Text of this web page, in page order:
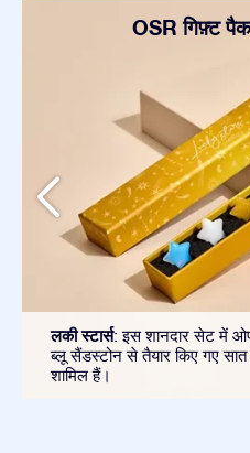
OSR गिफ़्ट
लकी स्टार्स: इस शानदार सेट में
ब्लू सैंडस्टोन से तैयार किए गए
शामिल हैं।